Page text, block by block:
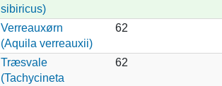
sibiricus)
Verreauxørn
(Aquila verreauxii)
62
Træsvale
(Tachycineta
62